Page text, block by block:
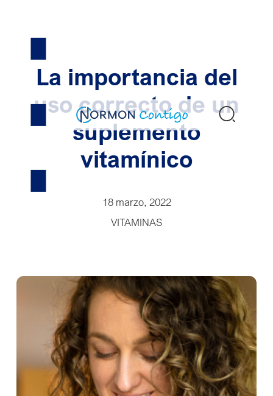
La importancia del
uso correcto de un
suplemento
vitamínico
18 marzo, 2022
VITAMINAS